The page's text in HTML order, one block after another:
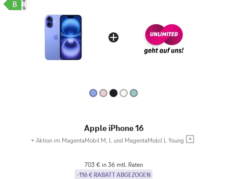
Apple iPhone 16
+ Aktion im MagentaMobil M, L und MagentaMobil L Young
703 € in 36 mtl. Raten
-116 € RABATT ABGEZOGEN